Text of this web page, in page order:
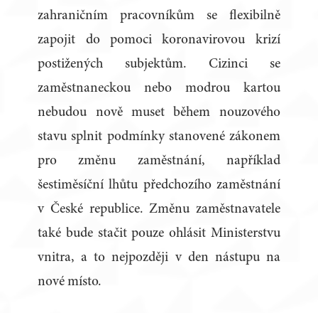
zahraničním pracovníkům se flexibilně
zapojit do pomoci koronavirovou krizí
postižených subjektům. Cizinci se
zaměstnaneckou nebo modrou kartou
nebudou nově muset během nouzového
stavu splnit podmínky stanovené zákonem
pro změnu zaměstnání, například
šestiměsíční lhůtu předchozího zaměstnání
v České republice. Změnu zaměstnavatele
také bude stačit pouze ohlásit Ministerstvu
vnitra, a to nejpozději v den nástupu na
nové místo.